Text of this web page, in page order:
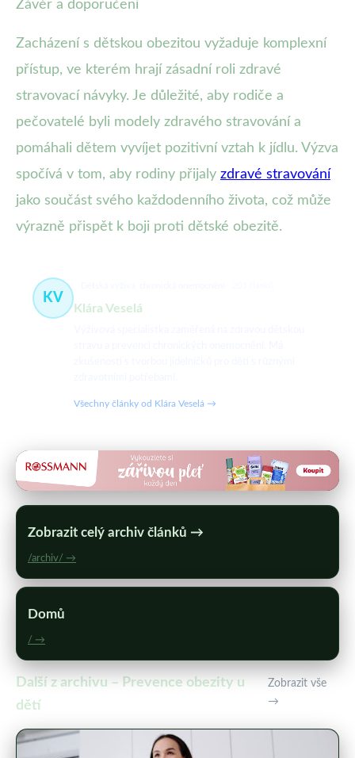
Závěr a doporučení
Zacházení s dětskou obezitou vyžaduje komplexní
přístup, ve kterém hrají zásadní roli zdravé
stravovací návyky. Je důležité, aby rodiče a
pečovatelé byli modely zdravého stravování a
pomáhali dětem vyvíjet pozitivní vztah k jídlu. Výzva
spočívá v tom, aby rodiny přijaly zdravé stravování
jako součást svého každodenního života, což může
výrazně přispět k boji proti dětské obezitě.
KV
Klára Veselá
Všechny články od Klára Veselá →
Zobrazit celý archiv článků →
/archiv/ →
Domů
/ →
Další z archivu – Prevence obezity u
dětí
Zobrazit vše
→